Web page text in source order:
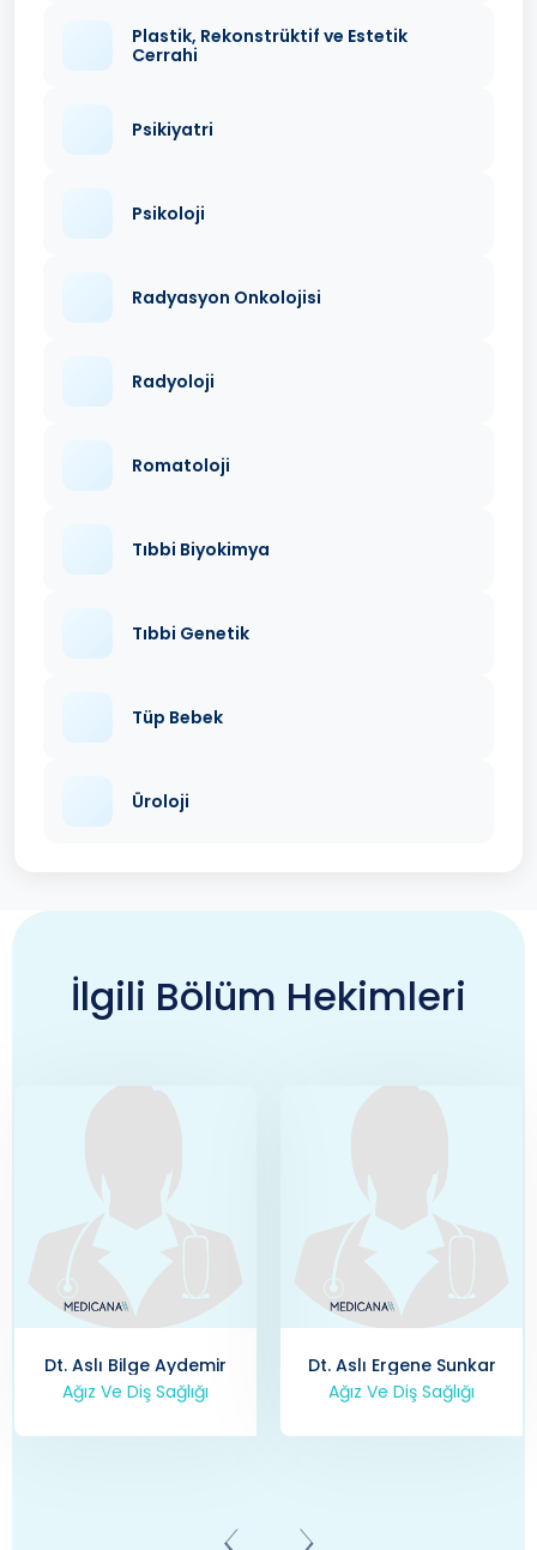
Plastik, Rekonstrüktif ve Estetik
Cerrahi
Psikiyatri
Psikoloji
Radyasyon Onkolojisi
Radyoloji
Romatoloji
Tıbbi Biyokimya
Tıbbi Genetik
Tüp Bebek
Üroloji
İlgili Bölüm Hekimleri
Dt. Aslı Bilge Aydemir
Ağız Ve Diş Sağlığı
Dt. Aslı Ergene Sunkar
Ağız Ve Diş Sağlığı